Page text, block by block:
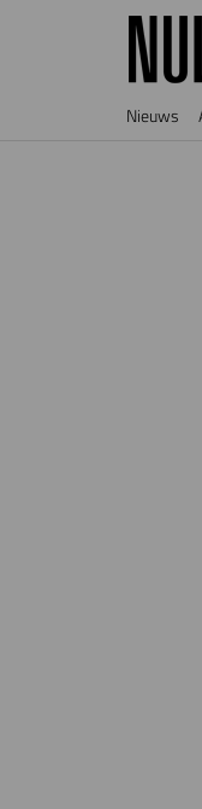
Overslaan en naar de
Nieuws